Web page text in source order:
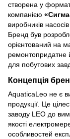
створена у
компанією
виробників
Бренд був
орієнтований на
ремонтопридатне
для побутових
Концепція
AquaticaLeo не є
продукції. Це
заводу LEO до
якості
особливостей